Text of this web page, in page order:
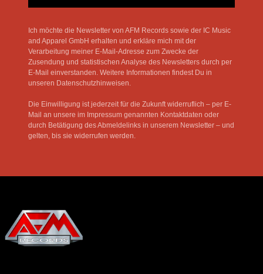
Ich möchte die Newsletter von AFM Records sowie der IC Music
and Apparel GmbH erhalten und erkläre mich mit der
Verarbeitung meiner E-Mail-Adresse zum Zwecke der
Zusendung und statistischen Analyse des Newsletters durch per
E-Mail einverstanden. Weitere Informationen findest Du in
unseren Datenschutzhinweisen.
Die Einwilligung ist jederzeit für die Zukunft widerruflich – per E-
Mail an unsere im Impressum genannten Kontaktdaten oder
durch Betätigung des Abmeldelinks in unserem Newsletter – und
gelten, bis sie widerrufen werden.